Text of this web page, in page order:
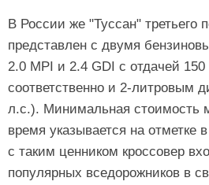
В России же "Туссан" третьего
представлен с двумя
2.0 MPI и 2.4 GDI с отдачей
соответственно и 2-литровым
л.с.). Минимальная стоимость
время указывается на отметке
с таким ценником кроссовер
популярных вседорожников в